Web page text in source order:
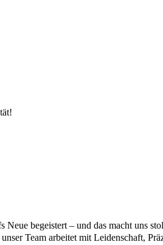
begeistert – und das macht uns
Team arbeitet mit Leidenschaft,